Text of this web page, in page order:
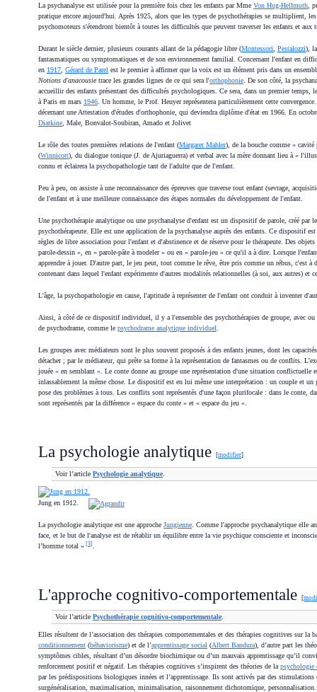
La psychanalyse est utilisée pour la première fois chez les enfants par Mme Von Hug-Hellmuth ,
pratique encore aujourd'hui. Après 1925, alors que les types de psychothérapies se multiplient,
psychomoteurs s'étendront bientôt à toutes les difficultés que peuvent traverser les enfants et aux
Durant le siècle dernier, plusieurs courants allant de la pédagogie libre (Montessori Pestalozzi),
fantasmatiques ou symptomatiques et de son environnement familial. Concernant l'enfant en
en 1917 Gérard de Parel est le premier à affirmer que la voix est un élément pris dans un
Notions d'anacousietrace les grandes lignes de ce qui sera l'orthophonie . De son côté, la
accueillir des enfants présentant des difficultés psychologiques. Ce sera, dans un premier temps,
à Paris en mars 1946 . Un homme, le Prof. Heuyer représentera particulièrement cette
décernant une Attestation d'études d'orthophonie, qui deviendra diplôme d'état en 1966. En
Diatkine , Male, Bonvalot-Soubiran, Amado et Jolivet
Le rôle des toutes premières relations de l'enfant (Margaret Mahler), de la bouche comme «
(Winnicott), du dialogue tonique (J. de Ajuriaguerra) et verbal avec la mère donnant lieu à «
connu et éclairera la psychopathologie tant de l'adulte que de l'enfant.
Peu à peu, on assiste à une reconnaissance des épreuves que traverse tout enfant (sevrage,
de l'enfant et à une meilleure connaissance des étapes normales du développement de l'enfant.
Une psychothérapie analytique ou une psychanalyse d'enfant est un dispositif de parole, créé
psychothérapeute. Elle est une application de la psychanalyse auprès des enfants. Ce dispositif
règles de libre association pour l'enfant et d'abstinence et de réserve pour le thérapeute. Des
parole-dessin », en « parole-pâte à modeler » ou en « parole-jeu » ce qu'il a à dire. Lorsque
apprendre à jouer. D'autre part, le jeu peut, tout comme le rêve, être pris comme un rébus, c'est
contenant dans lequel l'enfant expérimente d'autres modalités relationnelles (à soi, aux autres)
L'âge, la psychopathologie en cause, l'aptitude à représenter de l'enfant ont conduit à inventer
Ainsi, à côté de ce dispositif individuel, il y a l'ensemble des psychothérapies de groupe, avec
de psychodrame, comme le psychodrame analytique individuel
Les groupes avec médiateurs sont le plus souvent proposés à des enfants jeunes, dont les
détacher ; par le médiateur, qui prête sa forme à la représentation de fantasmes ou de conflits.
jouée « en semblant ». Le conte donne au groupe une représentation d'une situation
inlassablement la même chose. Le dispositif est en lui même une interprétation : un couple et
pose des problèmes à tous. Les conflits sont représentés d'une façon plurifocale : dans le conte,
sont représentés par la différence « espace du conte » et « espace du jeu ».
La psychologie analytique [modifier]
Voir l’article Psychologie analytique.
Jung en 1912.
La psychologie analytique est une approche Jungienne . Comme l'approche psychanalytique elle
face, et le but de l'analyse est de rétablir un équilibre entre la vie psychique consciente et
l’homme total » [3]
L'approche cognitivo-comportementale [
Voir l’article Psychothérapie cognitivo-comportementale.
Elles résultent de l’association des thérapies comportementales et des thérapies cognitives sur
conditionnement (béhaviorisme) et de l’apprentissage social (Albert Bandura), d’autre part les
symptômes cibles, résultant d’un désordre biochimique ou d’un mauvais apprentissage qu’il
renforcement positif et négatif. Les thérapies cognitives s’inspirent des théories de la psychologie
par les prédispositions biologiques innées et l’apprentissage. Ils sont activés par des
surgénéralisation, maximalisation, minimalisation, raisonnement dichotomique,